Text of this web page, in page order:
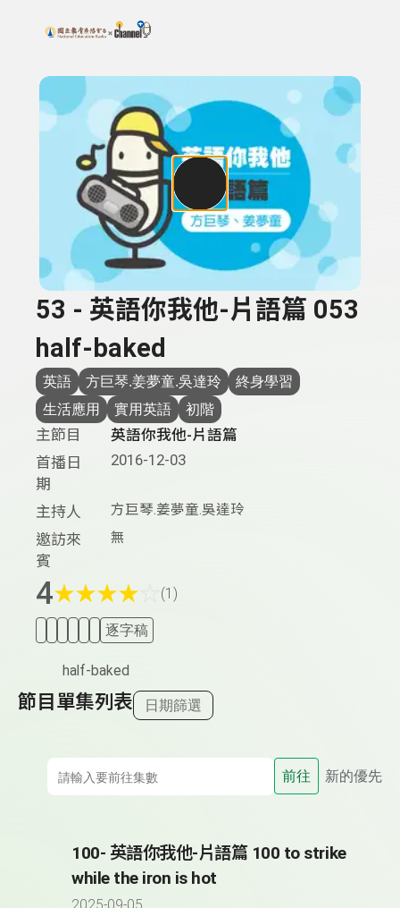
上方功能區塊
搜尋關鍵字：可輸入節目名稱、主持人或關鍵字
53 - 英語你我他-片語篇 053
half-baked
英語 方巨琴.姜夢童.吳達玲
終身學習
生活應用
實用英語 初階
主節目
英語你我他-片語篇
首播日
期
2016-12-03
主持人 方巨琴.姜夢童.吳達玲
邀訪來
賓
無
4★★★★ (1)
逐字稿
half-baked
節目單集列表 日期篩選
前往 新的優先
100- 英語你我他-片語篇 100 to strike
while the iron is hot